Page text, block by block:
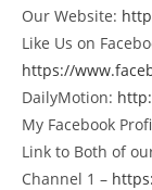
Our Website:
Like Us on
https://
DailyMotion:
My Facebook
Link to Both of
Channel 1 –